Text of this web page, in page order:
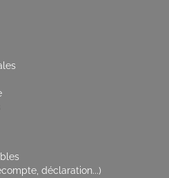
déclaration...)